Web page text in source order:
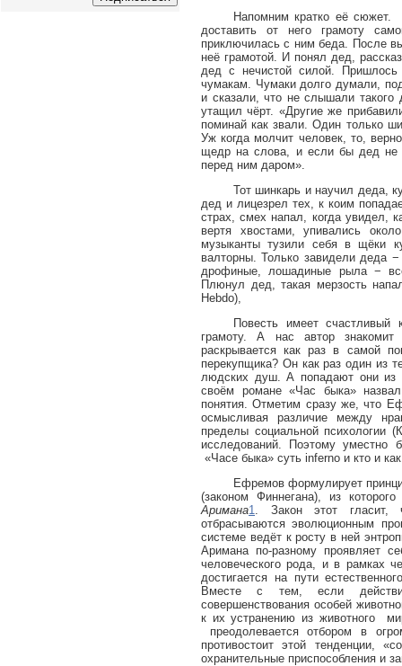
Напомним кратко её сюжет.
доставить от него грамоту
приключилась с ним беда. После
неё грамотой. И понял дед,
дед с нечистой силой.
чумакам. Чумаки долго думали,
и сказали, что не слышали такого
утащил чёрт. «Другие же
поминай как звали. Один только
Уж когда молчит человек, то,
щедр на слова, и если бы дед не
перед ним даром».
Тот шинкарь и научил деда,
дед и лицезрел тех, к коим
страх, смех напал, когда увидел,
вертя хвостами, упивались
музыканты тузили себя в щёки
валторны. Только завидели деда
дрофиные, лошадиные рыла −
Плюнул дед, такая мерзость
Hebdo),
Повесть имеет счастливый
грамоту. А нас автор
раскрывается как раз в самой
перекупщика? Он как раз один из
людских душ. А попадают они
своём романе «Час быка»
понятия. Отметим сразу же, что
осмысливая различие между
пределы социальной психологии
исследований. Поэтому уместно
«Часе быка» суть inferno и кто и
Ефремов формулирует
(законом Финнегана), из
Аримана1
. Закон этот гласит,
отбрасываются эволюционным
системе ведёт к росту в ней
Аримана по-разному проявляет
человеческого рода, и в рамках
достигается на пути
Вместе с тем, если
совершенствования особей
к их устранению из животного
преодолевается отбором в
противостоит этой тенденции,
охранительные приспособления и